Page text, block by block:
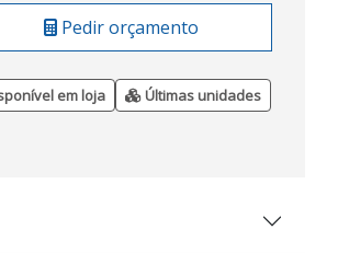
Pedir orçamento
em loja
Últimas unidades